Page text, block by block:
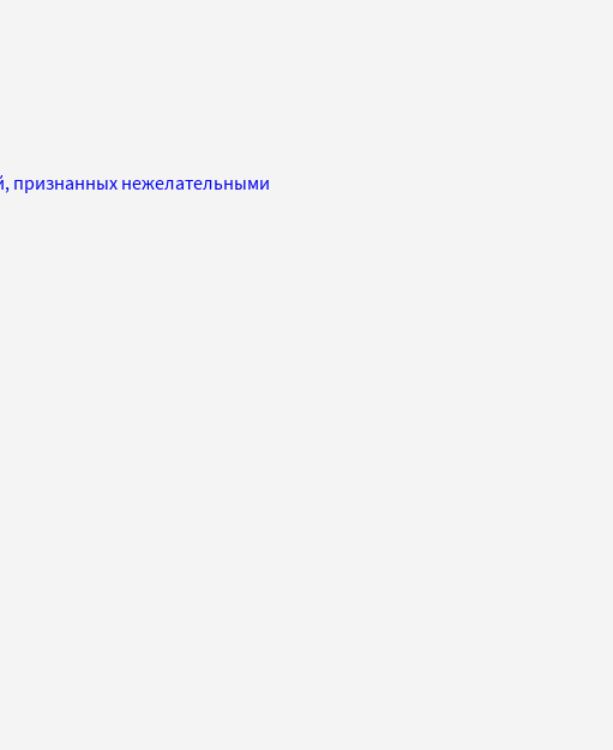
признанных нежелательными